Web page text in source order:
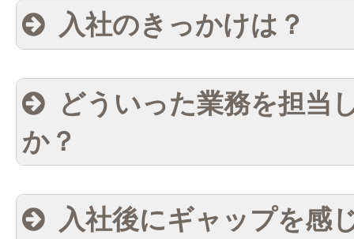
入社のきっかけは？
どういった業務を担当
か？
入社後にギャップを感